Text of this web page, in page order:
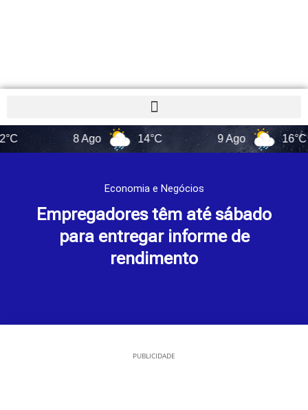
8 Ago 14°C 9 Ago 16°C
Economia e Negócios
Empregadores têm até sábado
para entregar informe de
rendimento
PUBLICIDADE